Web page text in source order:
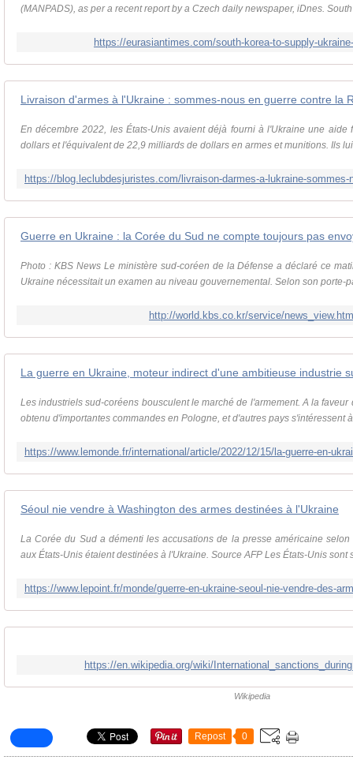
(MANPADS), as per a recent report by a Czech daily newspaper, iDnes.
https://eurasiantimes.com/south-korea-to-supply-
En décembre 2022, les États-Unis avaient déjà fourni à l'Ukraine une aide
dollars et l'équivalent de 22,9 milliards de dollars en armes et munitions. Ils
Guerre en Ukraine : la Corée du Sud ne compte toujours pas
Photo : KBS News Le ministère sud-coréen de la Défense a déclaré ce
Ukraine nécessitait un examen au niveau gouvernemental. Selon son porte-
http://world.kbs.co.kr/service/
Les industriels sud-coréens bousculent le marché de l'armement. A la
obtenu d'importantes commandes en Pologne, et d'autres pays s'intéressent
Séoul nie vendre à Washington des armes destinées à l'Ukraine
La Corée du Sud a démenti les accusations de la presse américaine
aux États-Unis étaient destinées à l'Ukraine. Source AFP Les États-Unis sont
https://en.wikipedia.org/wiki/
Wikipedia
Repost 0